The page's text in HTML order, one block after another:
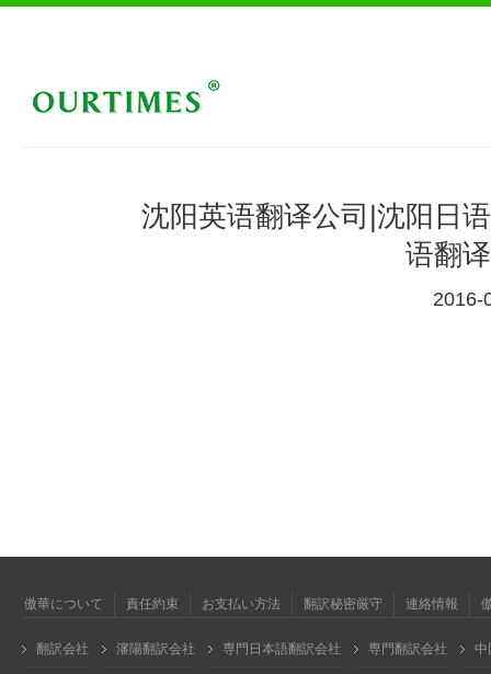
沈阳英语翻译公司|沈阳日
语翻
傲華について 責任約束 お支払い方法 翻訳秘密厳守 連絡情報
翻訳会社 瀋陽翻訳会社 専門日本語翻訳会社 専門翻訳会社 中